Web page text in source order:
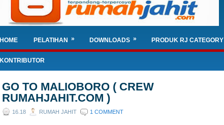
HOME PELATIHAN » DOWNLOADS » PRODUK RJ CATEGORY
KONTRIBUTOR
GO TO MALIOBORO ( CREW
RUMAHJAHIT.COM )
16.18 RUMAH JAHIT 1 COMMENT